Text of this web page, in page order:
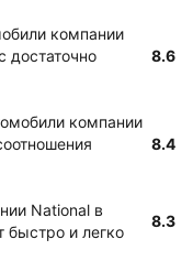
компании
достаточно
8.6
компании
8.4
National в
быстро и легко
8.3